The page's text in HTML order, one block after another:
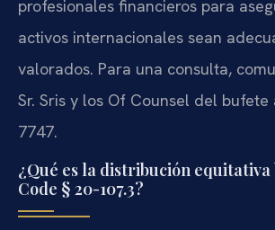
profesionales financieros para
activos internacionales sean
valorados. Para una consulta,
Sr. Sris y los Of Counsel del bufete
7747.
¿Qué es la distribución equitativa
Code § 20-107.3?